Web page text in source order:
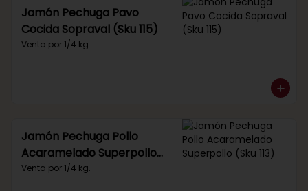
Jamón Pechuga Pavo
Cocida Sopraval (Sku 115)
Venta por 1/4 kg.
Jamón Pechuga Pollo
Acaramelado Superpollo
(Sku 113)
Venta por 1/4 kg.